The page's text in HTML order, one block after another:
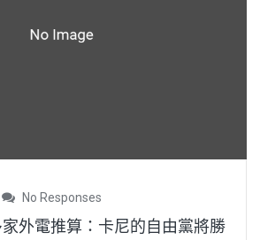
No Responses
外電推算：卡尼的自由黨將勝